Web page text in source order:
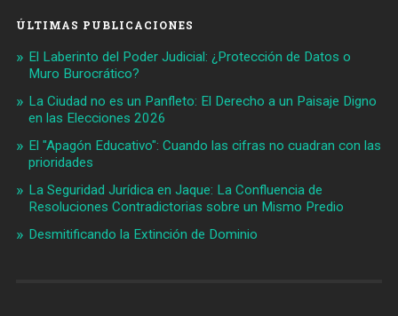
ÚLTIMAS PUBLICACIONES
El Laberinto del Poder Judicial: ¿Protección de Datos o
Muro Burocrático?
La Ciudad no es un Panfleto: El Derecho a un Paisaje Digno
en las Elecciones 2026
El "Apagón Educativo": Cuando las cifras no cuadran con las
prioridades
La Seguridad Jurídica en Jaque: La Confluencia de
Resoluciones Contradictorias sobre un Mismo Predio
Desmitificando la Extinción de Dominio